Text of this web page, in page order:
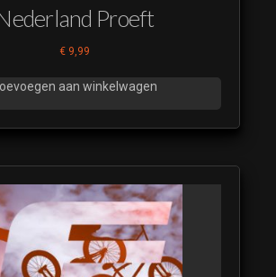
Proeft
€ 9,99
aan winkelwagen